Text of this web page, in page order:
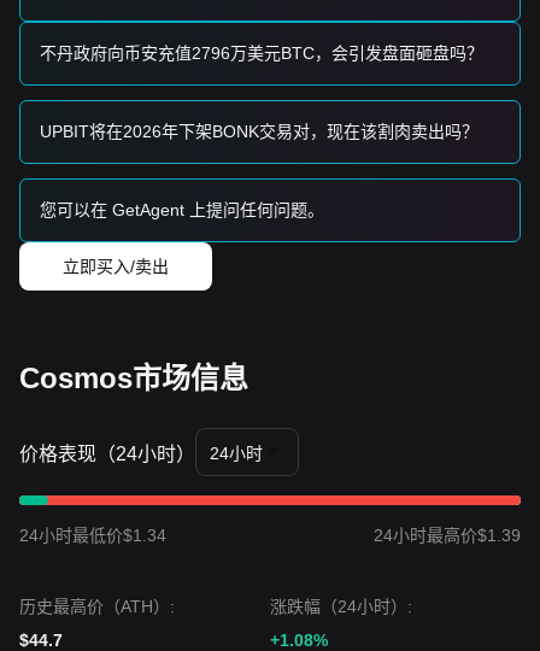
不丹政府向币安充值2796万美元BTC，会引发盘面砸盘吗？
UPBIT将在2026年下架BONK交易对，现在该割肉卖出吗？
您可以在 GetAgent 上提问任何问题。
立即买入/卖出
Cosmos市场信息
价格表现（24小时） 24小时
24小时最低价$1.34 24小时最高价$1.39
历史最高价（ATH）:
$44.7
涨跌幅（24小时）:
+1.08%